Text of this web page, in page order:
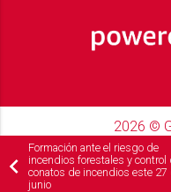
2026 ©
Formación ante el riesgo de
incendios forestales y control
conatos de incendios este 27
junio